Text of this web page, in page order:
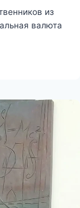
из
валюта